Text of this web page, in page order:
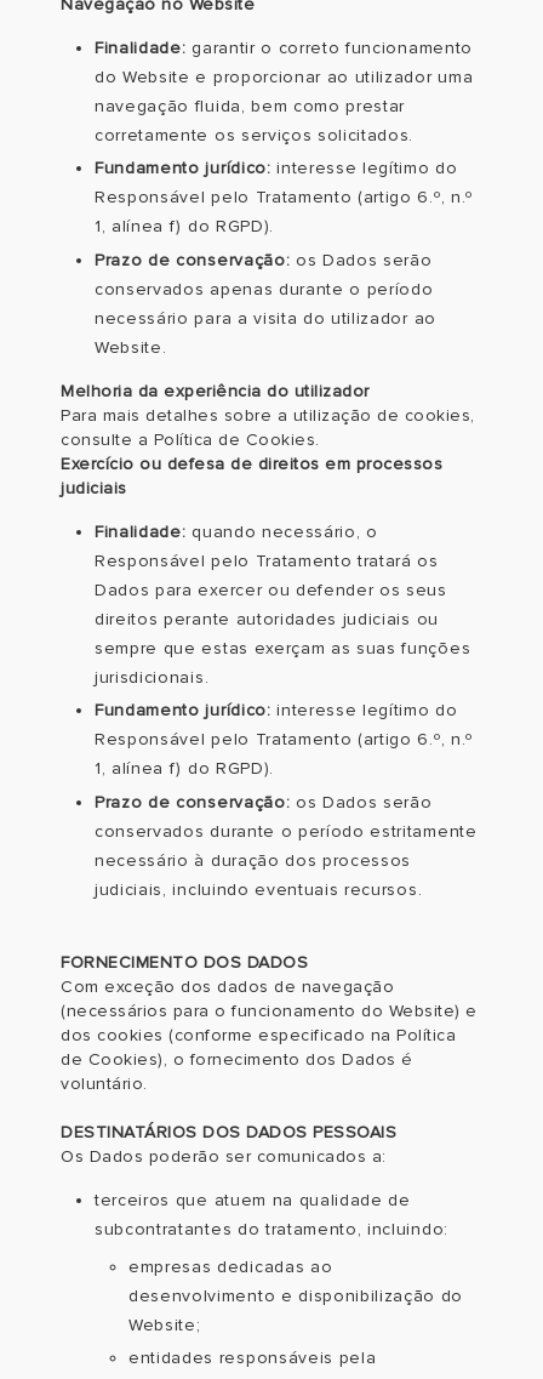
Navegação no Website
Finalidade: garantir o correto funcionamento
do Website e proporcionar ao utilizador uma
navegação fluida, bem como prestar
corretamente os serviços solicitados.
Fundamento jurídico: interesse legítimo do
Responsável pelo Tratamento (artigo 6.º, n.º
1, alínea f) do RGPD).
Prazo de conservação: os Dados serão
conservados apenas durante o período
necessário para a visita do utilizador ao
Website.
Melhoria da experiência do utilizador
Para mais detalhes sobre a utilização de cookies,
consulte a Política de Cookies.
Exercício ou defesa de direitos em processos
judiciais
Finalidade: quando necessário, o
Responsável pelo Tratamento tratará os
Dados para exercer ou defender os seus
direitos perante autoridades judiciais ou
sempre que estas exerçam as suas funções
jurisdicionais.
Fundamento jurídico: interesse legítimo do
Responsável pelo Tratamento (artigo 6.º, n.º
1, alínea f) do RGPD).
Prazo de conservação: os Dados serão
conservados durante o período estritamente
necessário à duração dos processos
judiciais, incluindo eventuais recursos.
FORNECIMENTO DOS DADOS
Com exceção dos dados de navegação
(necessários para o funcionamento do Website) e
dos cookies (conforme especificado na Política
de Cookies), o fornecimento dos Dados é
voluntário.
DESTINATÁRIOS DOS DADOS PESSOAIS
Os Dados poderão ser comunicados a:
terceiros que atuem na qualidade de
subcontratantes do tratamento, incluindo:
empresas dedicadas ao
desenvolvimento e disponibilização do
Website;
entidades responsáveis pela